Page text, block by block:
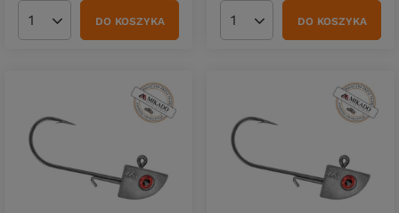
Ilość produktówDO KOSZYKA Ilość produktówDO KOSZYKA